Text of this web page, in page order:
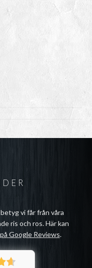
vi får från våra
ris och ros. Här kan
Google Reviews.